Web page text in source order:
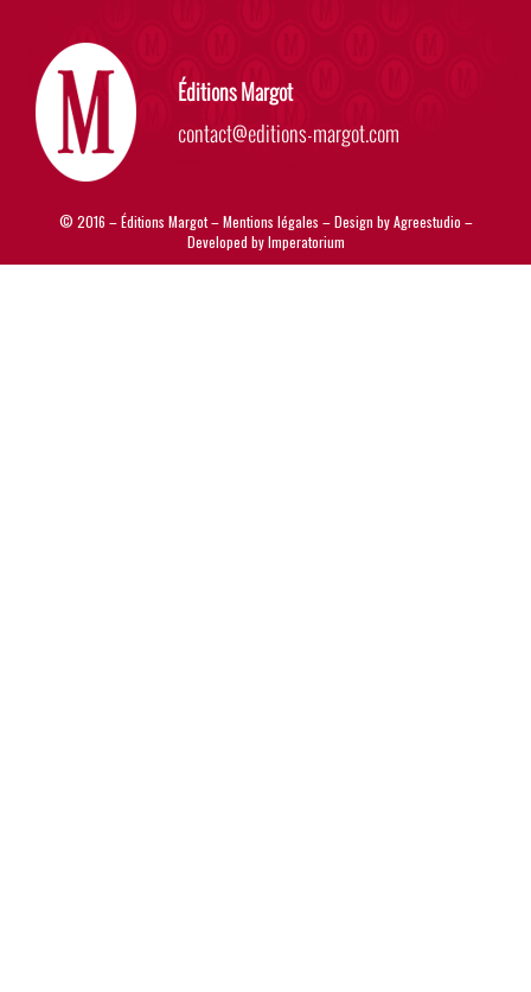
Éditions Margot
contact@editions-margot.com
© 2016 – Éditions Margot –Mentions légales – Design byAgreestudio –
Developed byImperatorium